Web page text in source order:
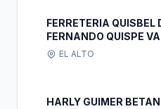
FERRETERIA QUISBEL
FERNANDO QUISPE
EL ALTO
HARLY GUIMER